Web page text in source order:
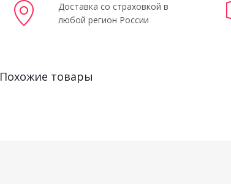
Доставка со страховкой в
любой регион России
Похожие товары